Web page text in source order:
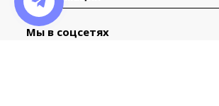
Мы в соцсетях